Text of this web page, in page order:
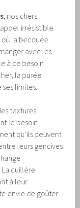
, nos chers
irrésistible
où la becquée
avec les
à ce besoin
la purée
limites.
textures
le besoin
qu’ils peuvent
leurs gencives
cuillère
à leur
envie de goûter.